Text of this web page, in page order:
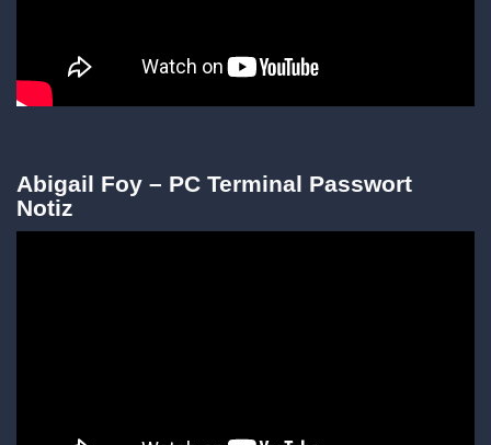
Abigail Foy – PC Terminal Passwort
Notiz